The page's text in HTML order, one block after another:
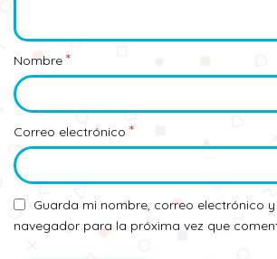
Nombre *
Correo electrónico *
Guarda mi nombre, correo electrónico
navegador para la próxima vez que